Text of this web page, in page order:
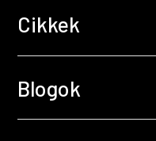
Cikkek
Blogok